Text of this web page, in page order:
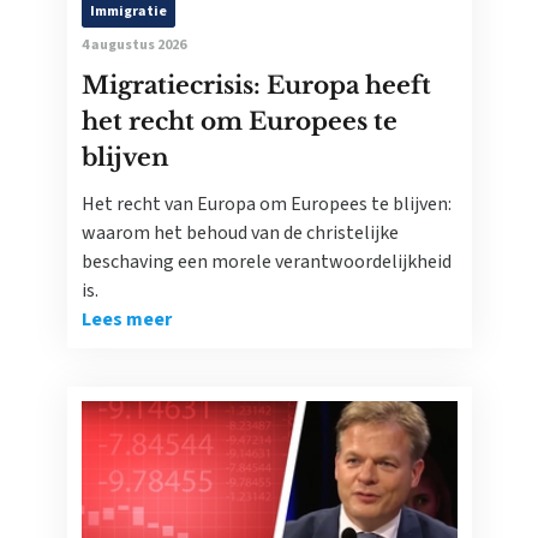
Immigratie
4 augustus 2026
Migratiecrisis: Europa heeft
het recht om Europees te
blijven
Het recht van Europa om Europees te blijven:
waarom het behoud van de christelijke
beschaving een morele verantwoordelijkheid
is.
Lees meer